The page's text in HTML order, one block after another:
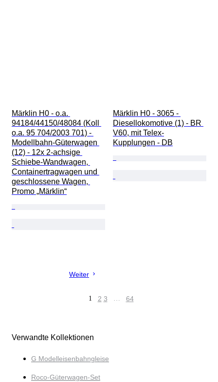
Märklin H0 - o.a.
94184/44150/48084 (Koll
o.a. 95 704/2003 701) -
Modellbahn-Güterwagen
(12) - 12x 2-achsige
Schiebe-Wandwagen,
Containertragwagen und
geschlossene Wagen,
Promo „Märklin“
Märklin H0 - 3065 -
Diesellokomotive (1) - BR
V60, mit Telex-
Kupplungen - DB
Weiter
1 2 3 … 64
Verwandte Kollektionen
G Modelleisenbahngleise
Roco-Güterwagen-Set